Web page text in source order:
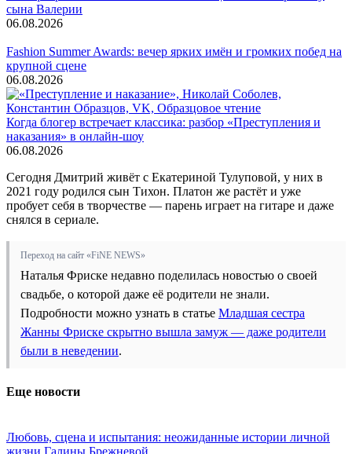
сына Валерии
06.08.2026
Fashion Summer Awards: вечер ярких имён и громких побед на
крупной сцене
06.08.2026
Когда блогер встречает классика: разбор «Преступления и
наказания» в онлайн-шоу
06.08.2026
Сегодня Дмитрий живёт с Екатериной Тулуповой, у них в
2021 году родился сын Тихон. Платон же растёт и уже
пробует себя в творчестве — парень играет на гитаре и даже
снялся в сериале.
Переход на сайт «FiNE NEWS»
Наталья Фриске недавно поделилась новостью о своей
свадьбе, о которой даже её родители не знали.
Подробности можно узнать в статье Младшая сестра
Жанны Фриске скрытно вышла замуж — даже родители
были в неведении.
Еще новости
Любовь, сцена и испытания: неожиданные истории личной
жизни Галины Брежневой